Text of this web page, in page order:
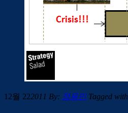
12월 222011 By: 정용민Tagged with